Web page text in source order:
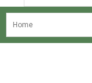
NOSSA HISTÓRIA